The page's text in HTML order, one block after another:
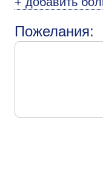
Пожелания: